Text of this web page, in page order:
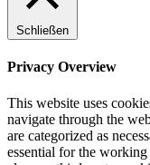
Schließen
Privacy Overview
This website uses
navigate through the
are categorized as
essential for the